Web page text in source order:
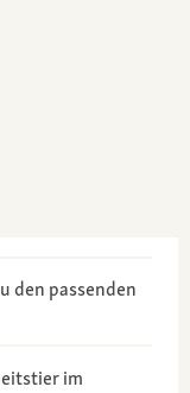
den passenden
im